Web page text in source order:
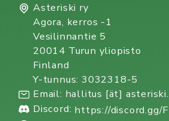
Asteriski ry
Agora, kerros -1
Vesilinnantie 5
20014 Turun yliopisto
Finland
Y-tunnus: 3032318-5
Email: hallitus [ät]
Discord: https://discord.gg/